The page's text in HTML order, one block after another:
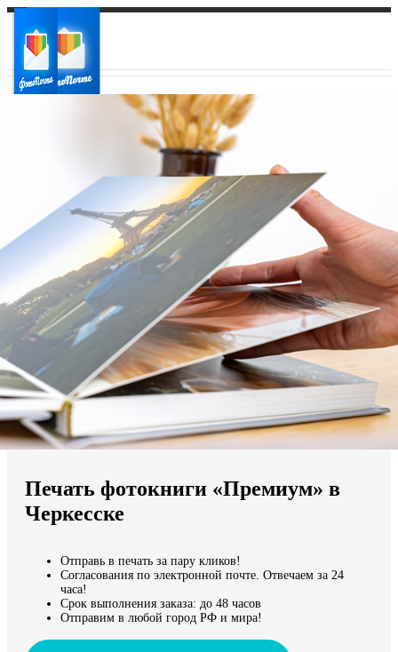
Ваш регион доставки
Выберите из списка:
Мы доставляем по всему миру
Продолжить без города
Печать фотокниги «Премиум» в
Черкесске
Отправь в печать за пару кликов!
Согласования по электронной почте. Отвечаем за 24
часа!
Срок выполнения заказа: до 48 часов
Отправим в любой город РФ и мира!